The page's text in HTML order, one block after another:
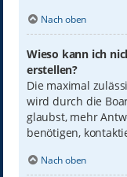
Nach oben
Wieso kann ich
erstellen?
Die maximal
wird durch die
glaubst, mehr
benötigen,
Nach oben